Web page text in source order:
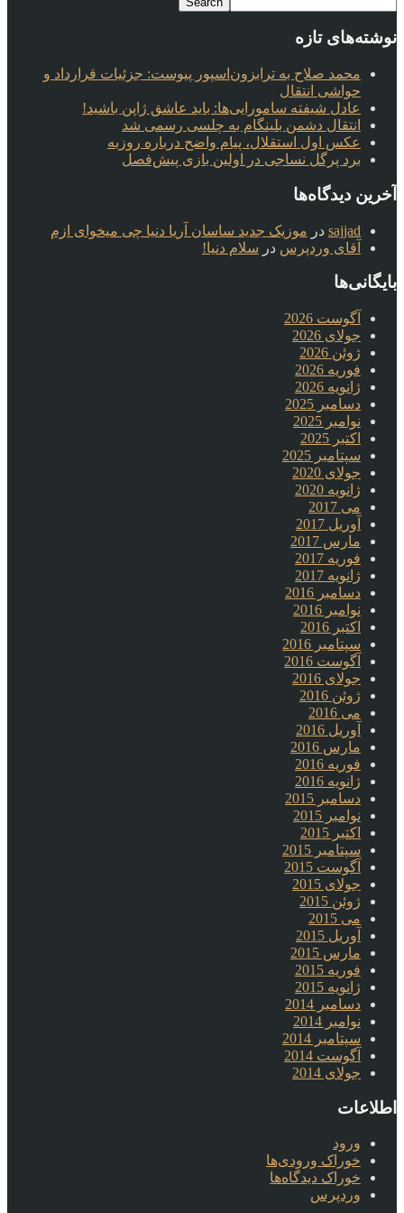
نوشته‌های تازه
محمد صلاح به ترابزون‌اسپور پیوست: جزئیات قرارداد و
حواشی انتقال
عادل شیفته سامورایی‌ها: باید عاشق ژاپن باشید!
انتقال دشمن بلینگام به چلسی رسمی شد
عکس اول استقلال، پیام واضح درباره روزبه
برد پرگل نساجی در اولین بازی پیش‌فصل
آخرین دیدگاه‌ها
sajjad در موزیک جدید ساسان آریا دنیا چی میخوای ازم
آقای وردپرس در سلام دنیا!
بایگانی‌ها
آگوست 2026
جولای 2026
ژوئن 2026
فوریه 2026
ژانویه 2026
دسامبر 2025
نوامبر 2025
اکتبر 2025
سپتامبر 2025
جولای 2020
ژانویه 2020
می 2017
آوریل 2017
مارس 2017
فوریه 2017
ژانویه 2017
دسامبر 2016
نوامبر 2016
اکتبر 2016
سپتامبر 2016
آگوست 2016
جولای 2016
ژوئن 2016
می 2016
آوریل 2016
مارس 2016
فوریه 2016
ژانویه 2016
دسامبر 2015
نوامبر 2015
اکتبر 2015
سپتامبر 2015
آگوست 2015
جولای 2015
ژوئن 2015
می 2015
آوریل 2015
مارس 2015
فوریه 2015
ژانویه 2015
دسامبر 2014
نوامبر 2014
سپتامبر 2014
آگوست 2014
جولای 2014
اطلاعات
ورود
خوراک ورودی‌ها
خوراک دیدگاه‌ها
وردپرس